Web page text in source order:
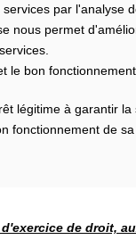
par l'analyse
nous permet
le bon
légitime à garantir la
fonctionnement de
de droit,